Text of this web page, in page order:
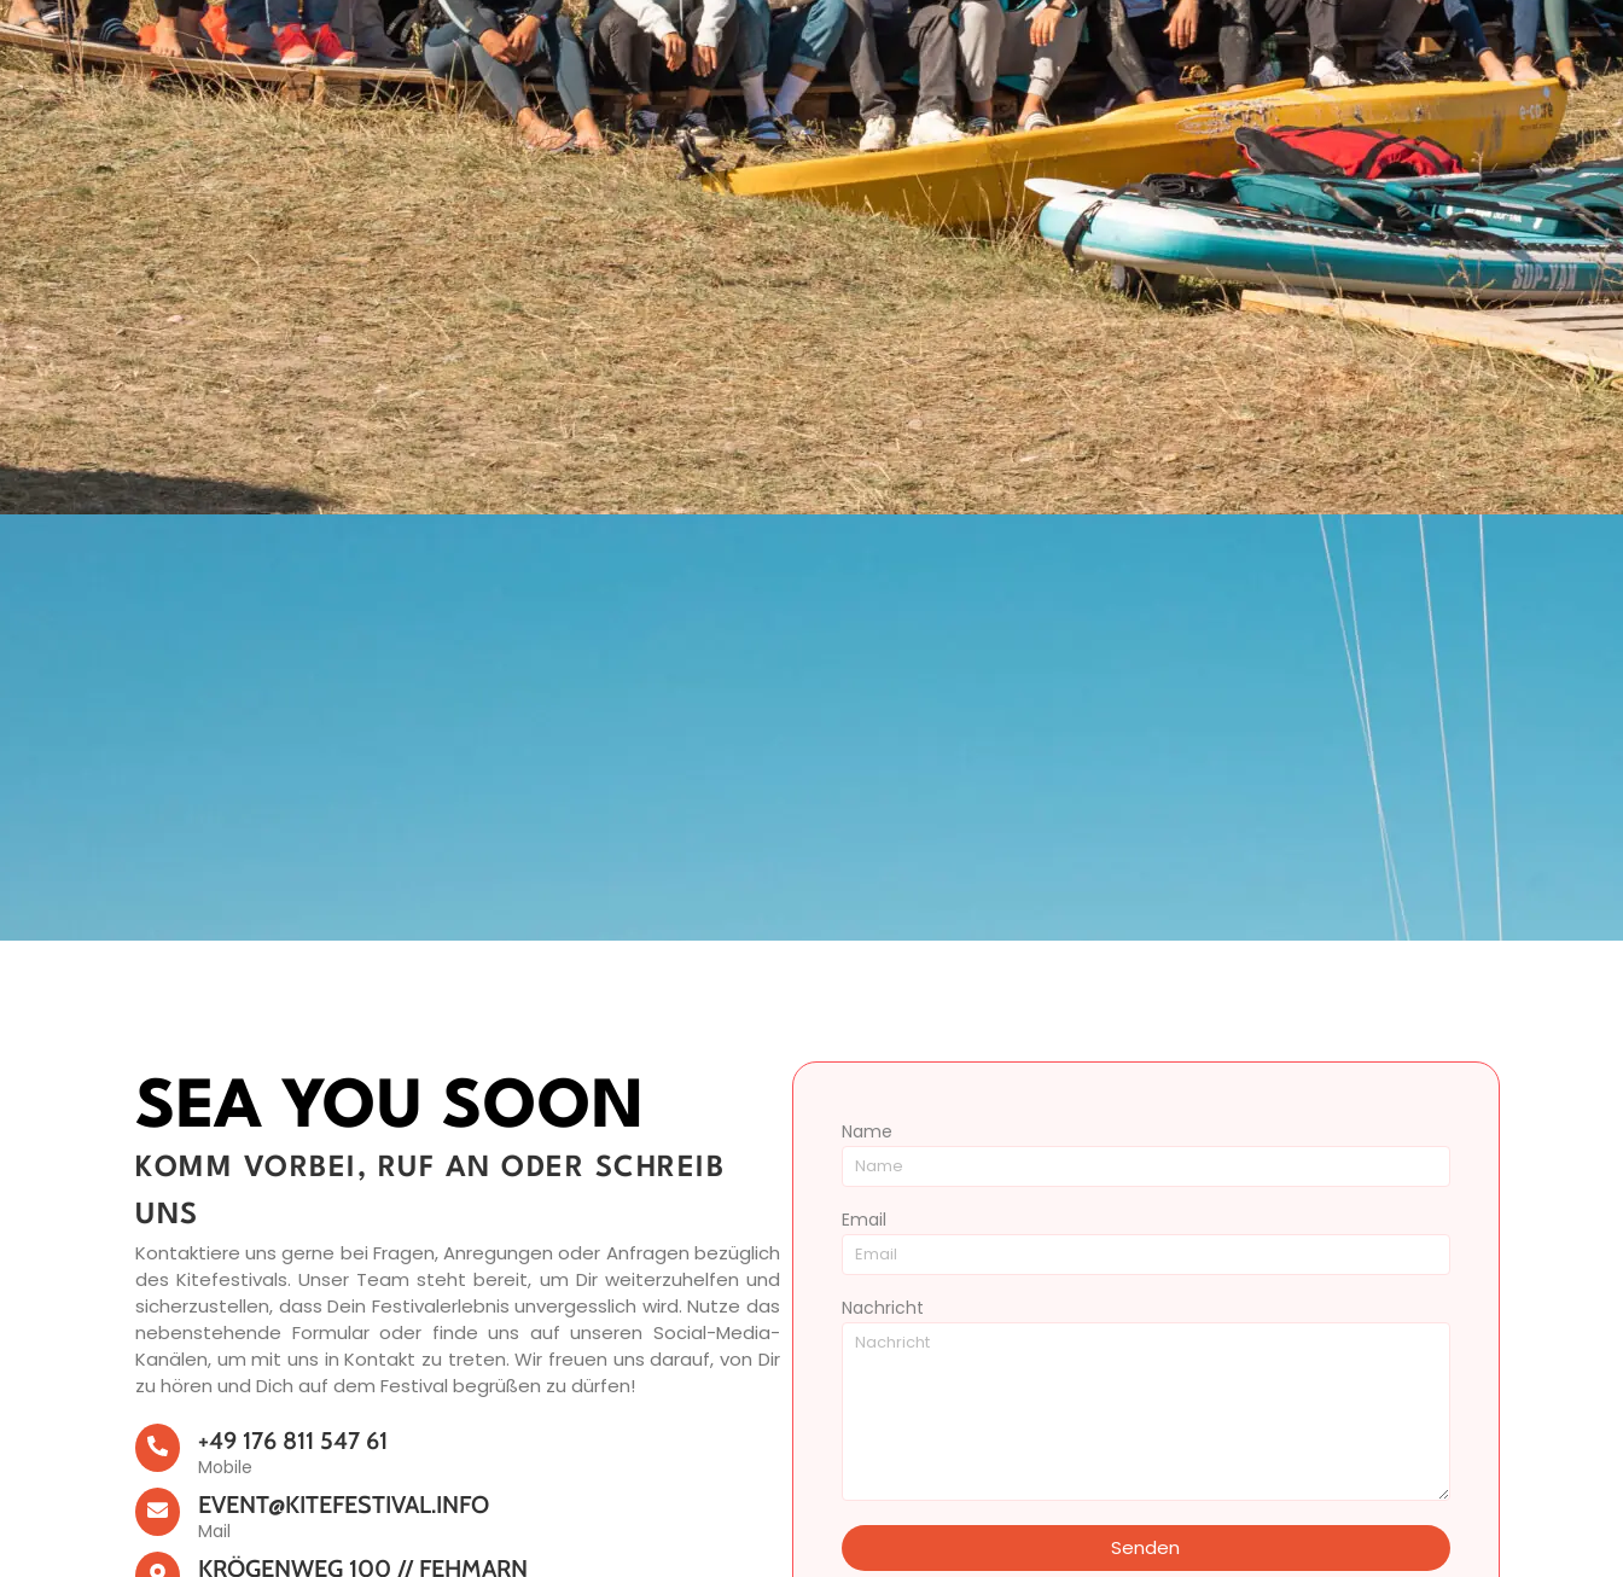
SEA YOU SOON
KOMM VORBEI, RUF AN ODER SCHREIB
UNS
Kontaktiere uns gerne bei Fragen, Anregungen oder Anfragen bezüglich
des Kitefestivals. Unser Team steht bereit, um Dir weiterzuhelfen und
sicherzustellen, dass Dein Festivalerlebnis unvergesslich wird. Nutze das
nebenstehende Formular oder finde uns auf unseren Social-Media-
Kanälen, um mit uns in Kontakt zu treten. Wir freuen uns darauf, von Dir
zu hören und Dich auf dem Festival begrüßen zu dürfen!
+49 176 811 547 61
Mobile
EVENT@KITEFESTIVAL.INFO
Mail
KRÖGENWEG 100 // FEHMARN
Name
Email
Nachricht
Senden